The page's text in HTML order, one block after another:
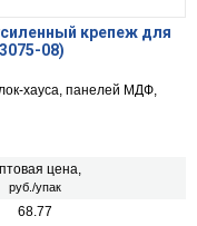
крепеж для
08)
хауса, панелей МДФ,
цена,
руб./упак
68.77